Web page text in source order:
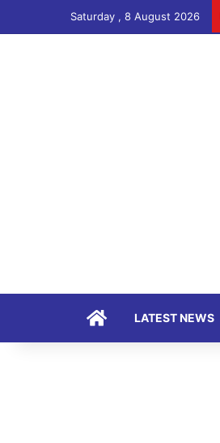
Saturday , 8 August 2026
HomeLATEST NEWS